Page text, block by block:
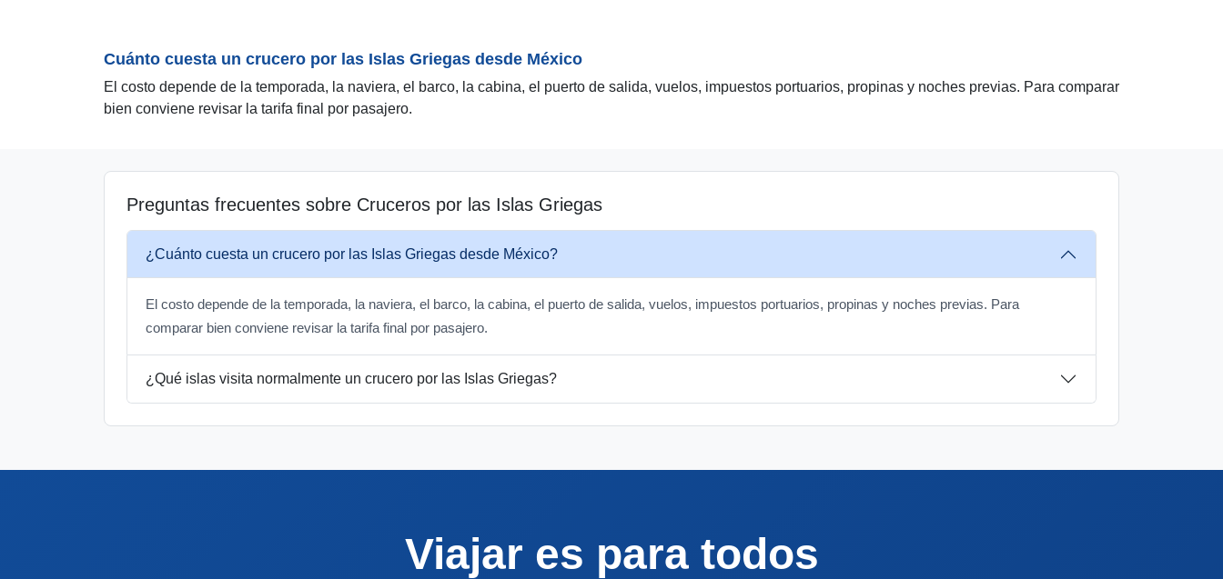
Cuánto cuesta un crucero por las Islas Griegas desde México
El costo depende de la temporada, la naviera, el barco, la cabina, el puerto de salida, vuelos, impuestos portuarios, propinas y noches previas. Para comparar
bien conviene revisar la tarifa final por pasajero.
Preguntas frecuentes sobre Cruceros por las Islas Griegas
¿Cuánto cuesta un crucero por las Islas Griegas desde México?
El costo depende de la temporada, la naviera, el barco, la cabina, el puerto de salida, vuelos, impuestos portuarios, propinas y noches previas. Para
comparar bien conviene revisar la tarifa final por pasajero.
¿Qué islas visita normalmente un crucero por las Islas Griegas?
Viajar es para todos